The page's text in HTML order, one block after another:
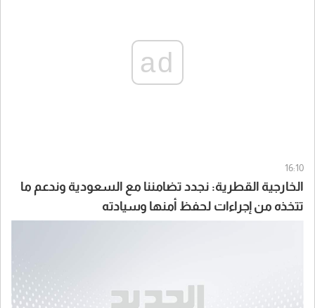
ad
16:10
الخارجية القطرية: نجدد تضامننا مع السعودية وندعم ما
تتخذه من إجراءات لحفظ أمنها وسيادته